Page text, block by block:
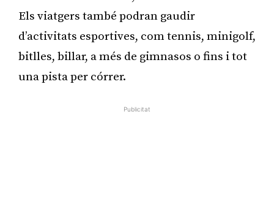
Els viatgers també podran gaudir
d’activitats esportives, com tennis, minigolf,
bitlles, billar, a més de gimnasos o fins i tot
una pista per córrer.
Publicitat